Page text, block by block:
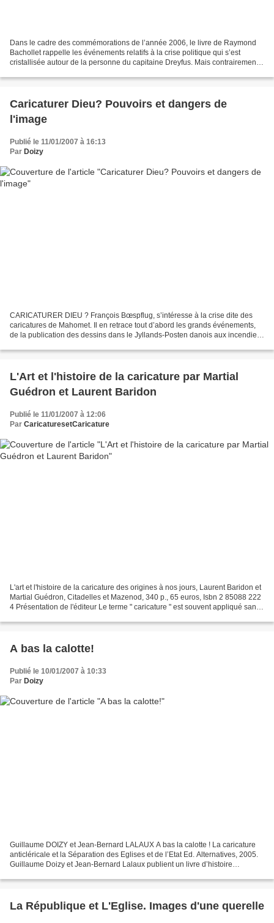
Dans le cadre des commémorations de l’année 2006, le livre de Raymond
Bachollet rappelle les événements relatifs à la crise politique qui s’est
cristallisée autour de la personne du capitaine Dreyfus. Mais contrairement à
Caricaturer Dieu? Pouvoirs et dangers de
l'image
Publié le 11/01/2007 à 16:13
Par Doizy
CARICATURER DIEU ? François Bœspflug, s’intéresse à la crise dite des
caricatures de Mahomet. Il en retrace tout d’abord les grands événements,
de la publication des dessins dans le Jyllands-Posten danois aux incendies
L'Art et l'histoire de la caricature par Martial
Guédron et Laurent Baridon
Publié le 11/01/2007 à 12:06
Par CaricaturesetCaricature
L'art et l'histoire de la caricature des origines à nos jours, Laurent Baridon et
Martial Guédron, Citadelles et Mazenod, 340 p., 65 euros, Isbn 2 85088 222
4 Présentation de l'éditeur Le terme " caricature " est souvent appliqué sans
A bas la calotte!
Publié le 10/01/2007 à 10:33
Par Doizy
Guillaume DOIZY et Jean-Bernard LALAUX A bas la calotte ! La caricature
anticléricale et la Séparation des Eglises et de l’Etat Ed. Alternatives, 2005.
Guillaume Doizy et Jean-Bernard Lalaux publient un livre d’histoire
La République et L'Eglise. Images d'une querelle